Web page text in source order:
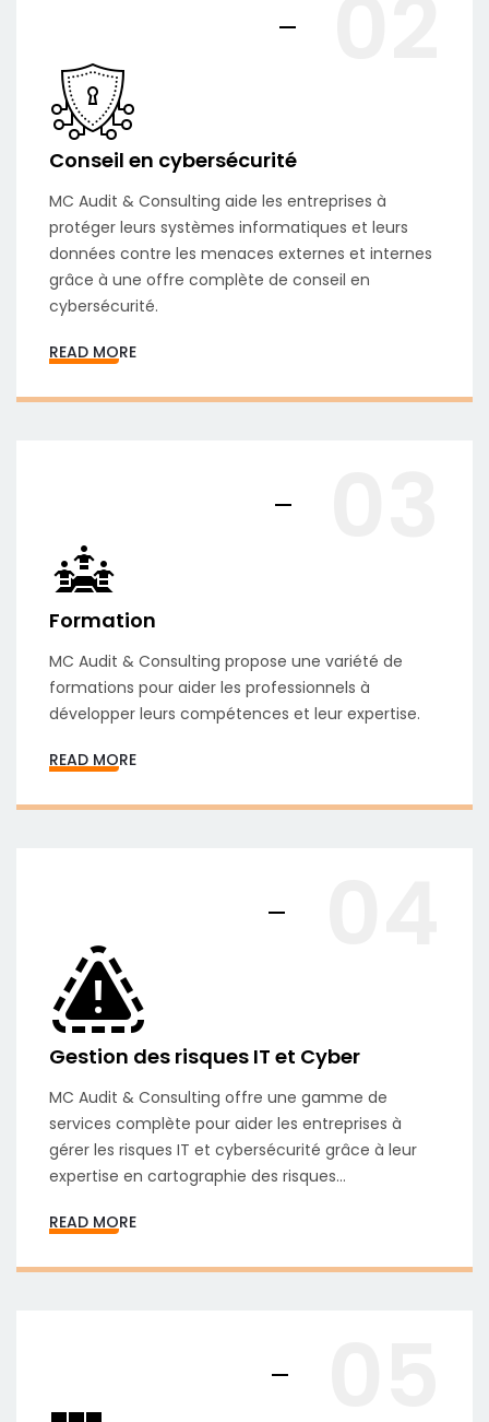
Conseil en cybersécurité
MC Audit & Consulting aide les entreprises à
protéger leurs systèmes informatiques et leurs
données contre les menaces externes et internes
grâce à une offre complète de conseil en
cybersécurité.
READ MORE
Formation
MC Audit & Consulting propose une variété de
formations pour aider les professionnels à
développer leurs compétences et leur expertise.
READ MORE
Gestion des risques IT et Cyber
MC Audit & Consulting offre une gamme de
services complète pour aider les entreprises à
gérer les risques IT et cybersécurité grâce à leur
expertise en cartographie des risques...
READ MORE